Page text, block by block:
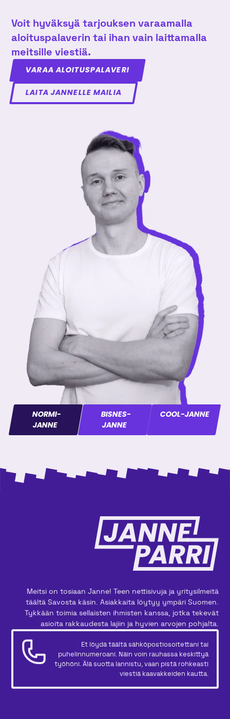
Voit hyväksyä tarjouksen varaamalla
aloituspalaverin tai ihan vain laittamalla
meitsille viestiä.
VARAA ALOITUSPALAVERI
LAITA JANNELLE MAILIA
NORMI-
JANNE
BISNES-
JANNE
COOL-JANNE
Meitsi on tosiaan Janne! Teen nettisivuja ja yritysilmeitä
täältä Savosta käsin. Asiakkaita löytyy ympäri Suomen.
Tykkään toimia sellaisten ihmisten kanssa, jotka tekevät
asioita rakkaudesta lajiin ja hyvien arvojen pohjalta.
Et löydä täältä sähköpostiosoitettani tai
puhelinnumeroani. Näin voin rauhassa keskittyä
työhöni. Älä suotta lannistu, vaan pistä rohkeasti
viestiä kaavakkeiden kautta.